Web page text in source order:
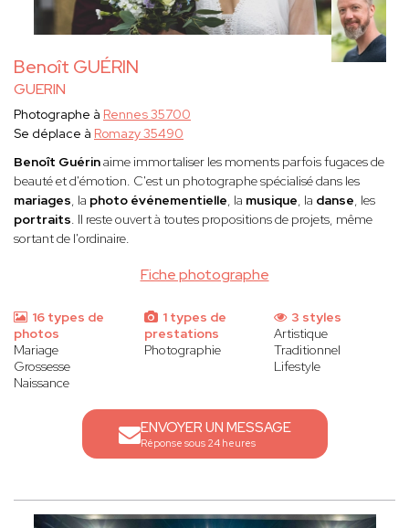
Benoît GUÉRIN
GUERIN
Fiche photographe
Photographe à Rennes 35700
Se déplace à Romazy 35490
Benoît Guérinaime immortaliser les moments parfois fugaces de
beauté et d'émotion. C'est un photographe spécialisé dans les
mariages, la photo événementielle, la musique, la danse, les
portraits. Il reste ouvert à toutes propositions de projets, même
sortant de l'ordinaire.
16 types de
photos
Mariage
Grossesse
Naissance
1 types de
prestations
Photographie
3 styles
Artistique
Traditionnel
Lifestyle
ENVOYER UN MESSAGE
Réponse sous 24 heures